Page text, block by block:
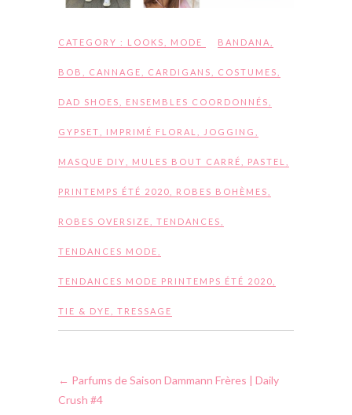
CATEGORY : LOOKS MODE BANDANA
BOB CANNAGE CARDIGANS COSTUMES
DAD SHOES ENSEMBLES COORDONNÉS
GYPSET IMPRIMÉ FLORAL JOGGING
MASQUE DIY MULES BOUT CARRÉ PASTEL
PRINTEMPS ÉTÉ 2020 ROBES BOHÈMES
ROBES OVERSIZE TENDANCES
TENDANCES MODE
TENDANCES MODE PRINTEMPS ÉTÉ 2020
TIE & DYE TRESSAGE
← Parfums de Saison Dammann Frères | Daily
Crush #4